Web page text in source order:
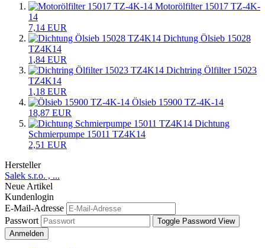
Motorölfilter 15017 TZ-4K-
14
7,14 EUR
Dichtung Ölsieb 15028
TZ4K14
1,84 EUR
Dichtring Ölfilter 15023
TZ4K14
1,18 EUR
Ölsieb 15900 TZ-4K-14
18,87 EUR
Dichtung
Schmierpumpe 15011 TZ4K14
2,51 EUR
Hersteller
Salek s.r.o. , ...
Neue Artikel
Kundenlogin
E-Mail-Adresse
Passwort
Toggle Password View
Anmelden